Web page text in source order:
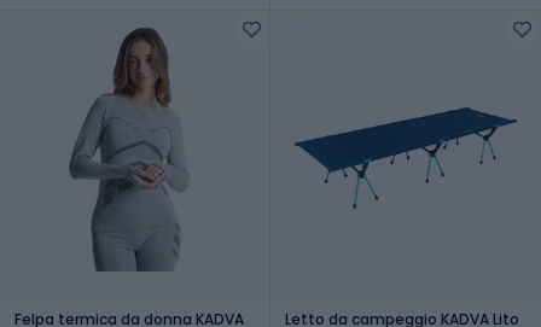
Felpa termica da donna KADVA
Letto da campeggio KADVA Lito